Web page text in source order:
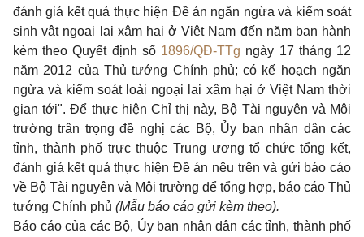
đánh giá kết quả thực hiện Đề án ngăn ngừa và kiểm soát
sinh vật ngoại lai xâm hại ở Việt Nam đến năm ban hành
kèm theo Quyết định số 1896/QĐ-TTg ngày 17 tháng 12
năm 2012 của Thủ tướng Chính phủ; có kế hoạch ngăn
ngừa và kiểm soát loài ngoại lai xâm hại ở Việt Nam thời
gian tới". Để thực hiện Chỉ thị này, Bộ Tài nguyên và Môi
trường trân trọng đề nghị các Bộ, Ủy ban nhân dân các
tỉnh, thành phố trực thuộc Trung ương tổ chức tổng kết,
đánh giá kết quả thực hiện Đề án nêu trên và gửi báo cáo
về Bộ Tài nguyên và Môi trường để tổng hợp, báo cáo Thủ
tướng Chính phủ (Mẫu báo cáo gửi kèm theo).
Báo cáo của các Bộ, Ủy ban nhân dân các tỉnh, thành phố